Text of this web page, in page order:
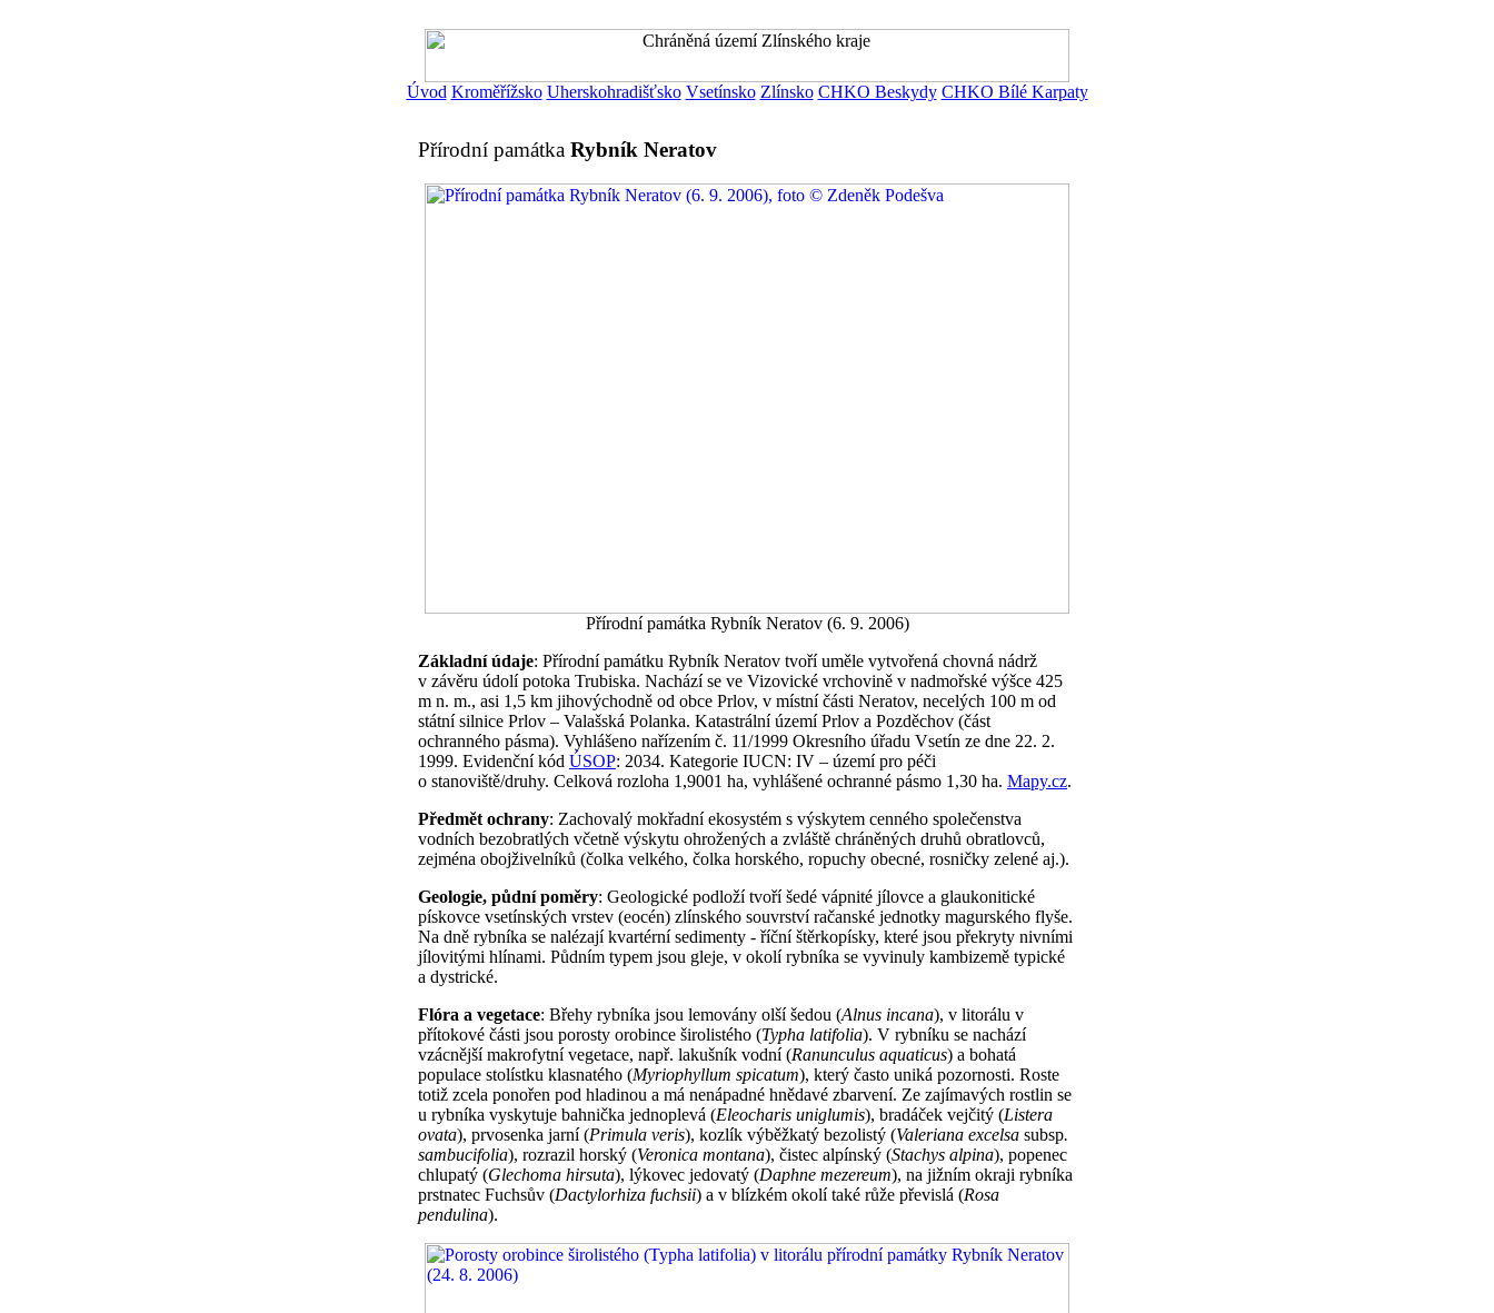
Úvod Kroměřížsko Uherskohradišťsko Vsetínsko Zlínsko CHKO Beskydy CHKO Bílé Karpaty
Přírodní památka Rybník Neratov
Přírodní památka Rybník Neratov (6. 9. 2006)
Základní údaje: Přírodní památku Rybník Neratov tvoří uměle vytvořená chovná nádrž
v závěru údolí potoka Trubiska. Nachází se ve Vizovické vrchovině v nadmořské výšce 425
m n. m., asi 1,5 km jihovýchodně od obce Prlov, v místní části Neratov, necelých 100 m od
státní silnice Prlov – Valašská Polanka. Katastrální území Prlov a Pozděchov (část
ochranného pásma). Vyhlášeno nařízením č. 11/1999 Okresního úřadu Vsetín ze dne 22. 2.
1999. Evidenční kód ÚSOP: 2034. Kategorie IUCN: IV – území pro péči
o stanoviště/druhy. Celková rozloha 1,9001 ha, vyhlášené ochranné pásmo 1,30 ha. Mapy.cz.
Předmět ochrany: Zachovalý mokřadní ekosystém s výskytem cenného společenstva
vodních bezobratlých včetně výskytu ohrožených a zvláště chráněných druhů obratlovců,
zejména obojživelníků (čolka velkého, čolka horského, ropuchy obecné, rosničky zelené aj.).
Geologie, půdní poměry: Geologické podloží tvoří šedé vápnité jílovce a glaukonitické
pískovce vsetínských vrstev (eocén) zlínského souvrství račanské jednotky magurského flyše.
Na dně rybníka se nalézají kvartérní sedimenty - říční štěrkopísky, které jsou překryty nivními
jílovitými hlínami. Půdním typem jsou gleje, v okolí rybníka se vyvinuly kambizemě typické
a dystrické.
Flóra a vegetace: Břehy rybníka jsou lemovány olší šedou (Alnus incana), v litorálu v
přítokové části jsou porosty orobince širolistého (Typha latifolia). V rybníku se nachází
vzácnější makrofytní vegetace, např. lakušník vodní (Ranunculus aquaticus) a bohatá
populace stolístku klasnatého (Myriophyllum spicatum), který často uniká pozornosti. Roste
totiž zcela ponořen pod hladinou a má nenápadné hnědavé zbarvení. Ze zajímavých rostlin se
u rybníka vyskytuje bahnička jednoplevá (Eleocharis uniglumis), bradáček vejčitý (Listera
ovata), prvosenka jarní (Primula veris), kozlík výběžkatý bezolistý (Valeriana excelsa subsp.
sambucifolia), rozrazil horský (Veronica montana), čistec alpínský (Stachys alpina), popenec
chlupatý (Glechoma hirsuta), lýkovec jedovatý (Daphne mezereum), na jižním okraji rybníka
prstnatec Fuchsův (Dactylorhiza fuchsii) a v blízkém okolí také růže převislá (Rosa
pendulina).